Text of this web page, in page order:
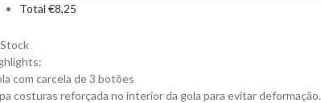
Total €8,25
com carcela de 3 botões
costuras reforçada no interior da gola para evitar deformação.